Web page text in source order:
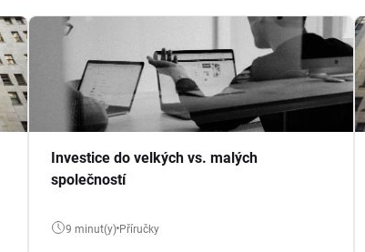
Investice do velkých vs. malých
společností
9 minut(y) Příručky